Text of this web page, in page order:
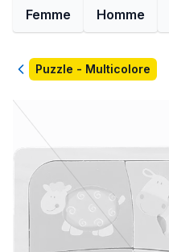
Femme Homme
RetourPuzzle - Multicolore